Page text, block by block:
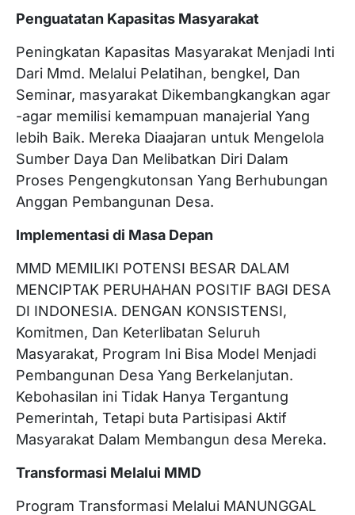
Penguatatan Kapasitas Masyarakat
Peningkatan Kapasitas Masyarakat Menjadi Inti
Dari Mmd. Melalui Pelatihan, bengkel, Dan
Seminar, masyarakat Dikembangkangkan agar
-agar memilisi kemampuan manajerial Yang
lebih Baik. Mereka Diaajaran untuk Mengelola
Sumber Daya Dan Melibatkan Diri Dalam
Proses Pengengkutonsan Yang Berhubungan
Anggan Pembangunan Desa.
Implementasi di Masa Depan
MMD MEMILIKI POTENSI BESAR DALAM
MENCIPTAK PERUHAHAN POSITIF BAGI DESA
DI INDONESIA. DENGAN KONSISTENSI,
Komitmen, Dan Keterlibatan Seluruh
Masyarakat, Program Ini Bisa Model Menjadi
Pembangunan Desa Yang Berkelanjutan.
Kebohasilan ini Tidak Hanya Tergantung
Pemerintah, Tetapi buta Partisipasi Aktif
Masyarakat Dalam Membangun desa Mereka.
Transformasi Melalui MMD
Program Transformasi Melalui MANUNGGAL